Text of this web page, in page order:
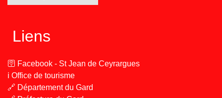
Liens
🛜 Facebook - St Jean de Ceyrargues
ℹ️ Office de tourisme
🔗 Département du Gard